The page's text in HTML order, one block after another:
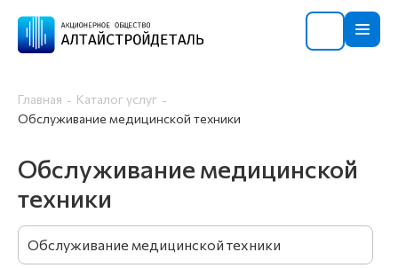
Главная
Каталог услуг
Обслуживание медицинской техники
Обслуживание медицинской
техники
Обслуживание медицинской техники